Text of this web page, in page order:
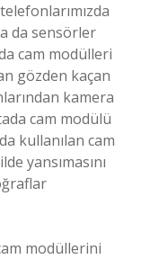
da sensörler
cam modülleri
gözden kaçan
kamera
cam modülü
kullanılan cam
yansımasını
modüllerini